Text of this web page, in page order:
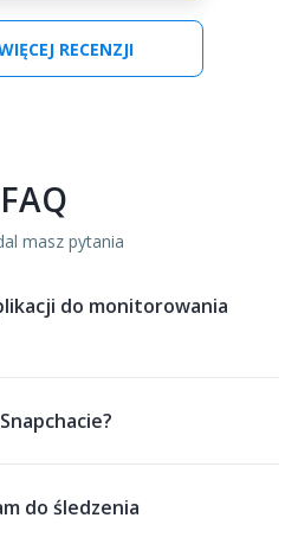
RECENZJI
FAQ
masz pytania
do monitorowania
do śledzenia